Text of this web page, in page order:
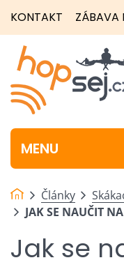
KONTAKT ZÁBAVA
MENU
Články
JAK SE NAUČIT
Jak se